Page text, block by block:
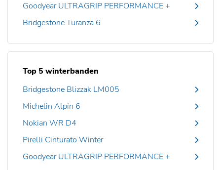
Goodyear ULTRAGRIP PERFORMANCE +
Bridgestone Turanza 6
Top 5 winterbanden
Bridgestone Blizzak LM005
Michelin Alpin 6
Nokian WR D4
Pirelli Cinturato Winter
Goodyear ULTRAGRIP PERFORMANCE +